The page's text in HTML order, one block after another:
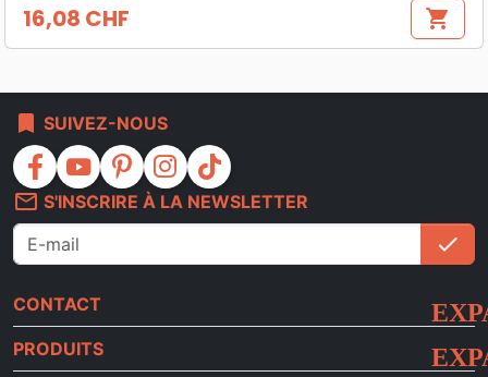
Prix
16,08 CHF shopping_cart
bookmark SUIVEZ-NOUS
facebook youtube pinterest instagram
tiktok
mail_outline S'INSCRIRE À LA NEWSLETTER
check
CONTACT
PRODUITS